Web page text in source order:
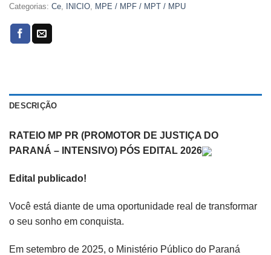
Categorias: Ce, INICIO, MPE / MPF / MPT / MPU
DESCRIÇÃO
RATEIO MP PR (PROMOTOR DE JUSTIÇA DO
PARANÁ – INTENSIVO) PÓS EDITAL 2026
Edital publicado!
Você está diante de uma oportunidade real de transformar
o seu sonho em conquista.
Em setembro de 2025, o Ministério Público do Paraná